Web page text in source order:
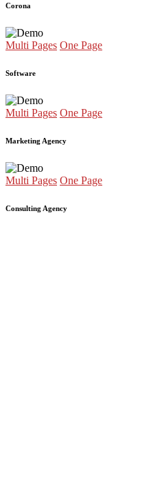
Corona
Multi Pages One Page
Software
Multi Pages One Page
Marketing Agency
Multi Pages One Page
Consulting Agency